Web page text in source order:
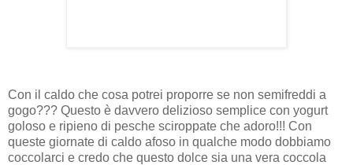
Con il caldo che cosa potrei proporre se non semifreddi a
gogo??? Questo è davvero delizioso semplice con yogurt
goloso e ripieno di pesche sciroppate che adoro!!! Con
queste giornate di caldo afoso in qualche modo dobbiamo
coccolarci e credo che questo dolce sia una vera coccola